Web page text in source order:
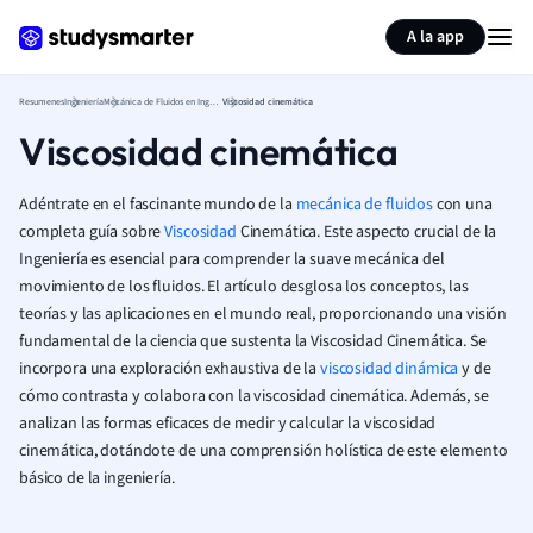
A la app
ResumenesIngeniería Mecánica de Fluidos en Ingeniería Viscosidad cinemática
Viscosidad cinemática
Adéntrate en el fascinante mundo de la mecánica de fluidoscon una
completa guía sobreViscosidad Cinemática. Este aspecto crucial de la
Ingeniería es esencial para comprender la suave mecánica del
movimiento de los fluidos. El artículo desglosa los conceptos, las
teorías y las aplicaciones en el mundo real, proporcionando una visión
fundamental de la ciencia que sustenta la Viscosidad Cinemática. Se
incorpora una exploración exhaustiva de la viscosidad dinámica y de
cómo contrasta y colabora con la viscosidad cinemática. Además, se
analizan las formas eficaces de medir y calcular la viscosidad
cinemática, dotándote de una comprensión holística de este elemento
básico de la ingeniería.
Resumir página